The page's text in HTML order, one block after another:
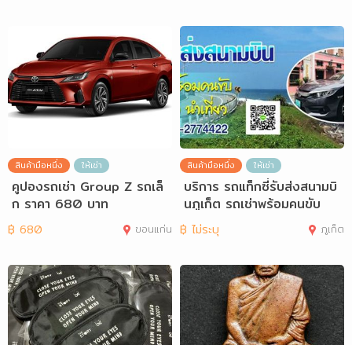
สินค้ามือหนึ่ง ให้เช่า
คูปองรถเช่า Group Z รถเล็
ก ราคา 680 บาท
฿ 680 ขอนแก่น
สินค้ามือหนึ่ง ให้เช่า
บริการ รถแท็กซี่รับส่งสนามบิ
นภูเก็ต รถเช่าพร้อมคนขับ
฿ ไม่ระบุ ภูเก็ต